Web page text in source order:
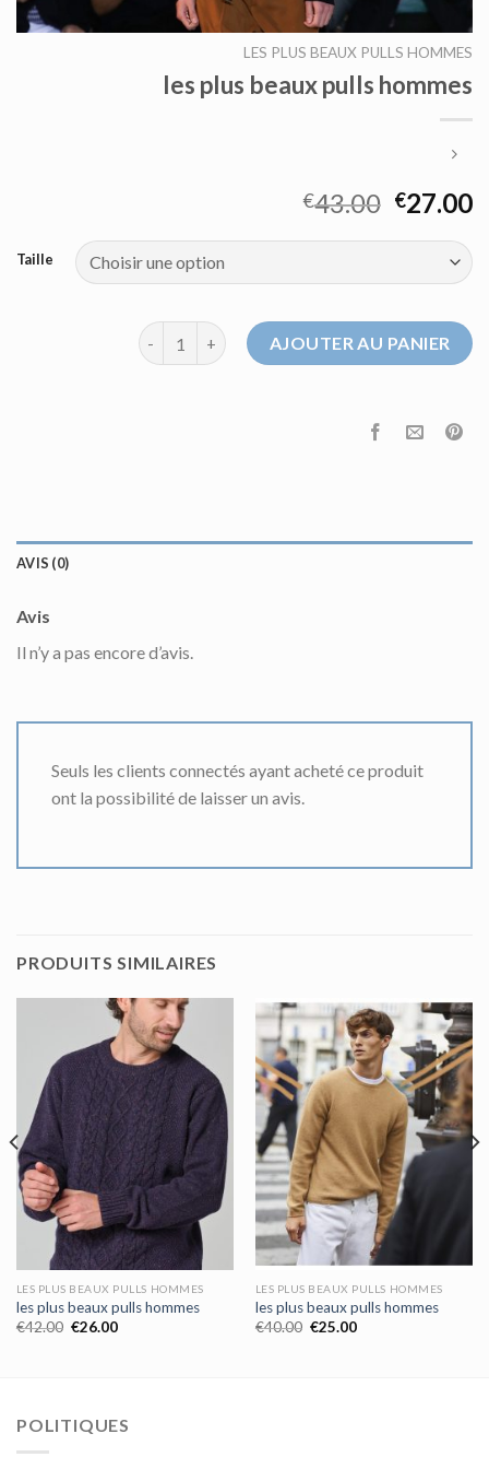
LES PLUS BEAUX PULLS HOMMES
les plus beaux pulls hommes
€43.00 €27.00
Taille
quantité de les plus beaux pulls hommes
AJOUTER AU PANIER
AVIS (0)
Avis
Il n’y a pas encore d’avis.
Seuls les clients connectés ayant acheté ce produit
ont la possibilité de laisser un avis.
PRODUITS SIMILAIRES
LES PLUS BEAUX PULLS HOMMES
les plus beaux pulls hommes
€42.00 €26.00
LES PLUS BEAUX PULLS HOMMES
les plus beaux pulls hommes
€40.00 €25.00
POLITIQUES